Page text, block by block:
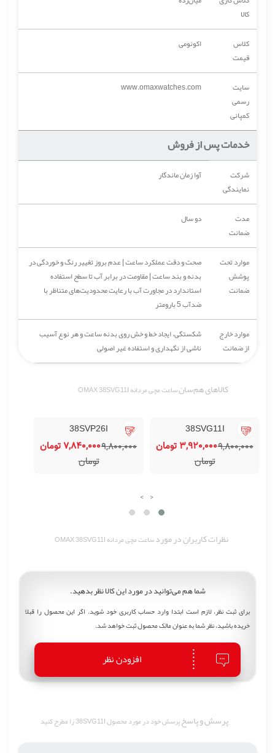
کالا
کلاس
قیمت
اکونومی
سایت
رسمی
کمپانی
www.omaxwatches.com
خدمات پس از فروش
شرکت
نمایندگی
آوا زمان ماندگار
مدت
ضمانت
دو سال
موارد تحت
پوشش
ضمانت
صحت و دقت عملکرد ساعت | عدم بروز تغییر رنگ و خوردگی در
بدنه و بند ساعت | مقاومت در برابر آب تا سطح استفاده
استاندارد در مجاورت آب با رعایت محدودیت‌های متناظر با
ضدآب 5 بارومتر
موارد خارج
از ضمانت
شکستگی، ایجاد خط و خش روی بدنه ساعت و هر نوع آسیب
ناشی از نگهداری و استفاده غیر اصولی
کالاهای هم‌سانساعت مچی مردانه OMAX 38SVG11I
38SVG11I
3,920,000 تومان9,800,000
تومان
38SVP26I
7,840,000 تومان9,800,000
تومان
‹
›
نظرات کاربران در مورد
شما هم می‌توانید در مورد این کالا نظر بدهید.
خریده باشید، نظر شما به عنوان مالک محصول ثبت خواهد شد.